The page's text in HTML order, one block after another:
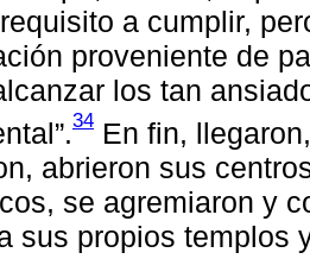
a cumplir,
proveniente de
los tan
34 En fin,
abrieron sus
se agremiaron y
sus propios templos